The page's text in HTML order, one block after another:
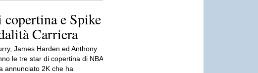
e Spike
Carriera
James Harden ed Anthony
le tre star di copertina di NBA
annunciato 2K che ha